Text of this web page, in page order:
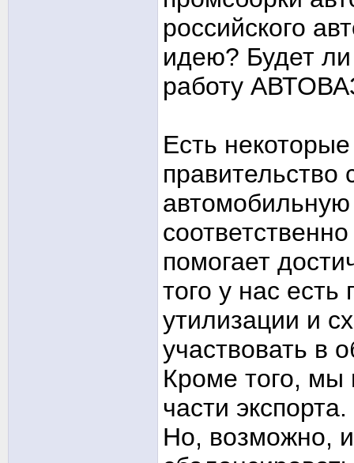
российского
идею? Будет ли
работу
Есть
правительство
помогает
того у нас
утилизации и
участвовать в
Кроме того, мы
части
Но, возможно,